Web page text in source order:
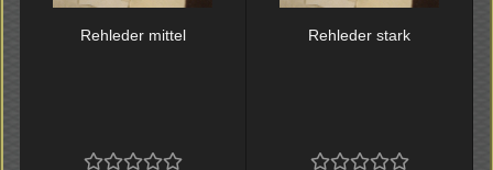
Reh­le­der mit­tel Reh­le­der stark